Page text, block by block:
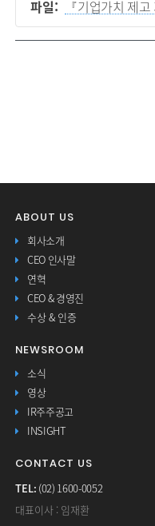
파일: 『기업가치 제고
ABOUT US
회사소개
CEO 인사말
연혁
CEO & 경영진
수상 & 인증
NEWSROOM
소식
영상
IR주주공고
INSIGHT
CONTACT US
TEL: (02) 1600-0052
대표이사 : 임재환